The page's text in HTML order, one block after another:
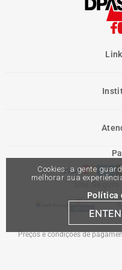
Cookies: a gente
melhorar sua
Política
Site
Preços e condições de